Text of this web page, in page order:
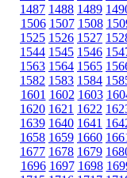
1487 1488 1489
1506 1507 1508
1525 1526 1527
1544 1545 1546
1563 1564 1565
1582 1583 1584
1601 1602 1603
1620 1621 1622
1639 1640 1641
1658 1659 1660
1677 1678 1679
1696 1697 1698